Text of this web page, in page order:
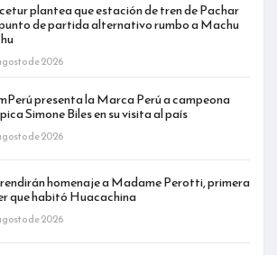
plantea que estación de tren de Pachar
de partida alternativo rumbo a Machu
de 2026
presenta la Marca Perú a campeona
Simone Biles en su visita al país
de 2026
homenaje a Madame Perotti, primera
que habitó Huacachina
de 2026